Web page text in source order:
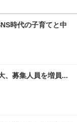
時代の子育てと中
、募集人員を増員...